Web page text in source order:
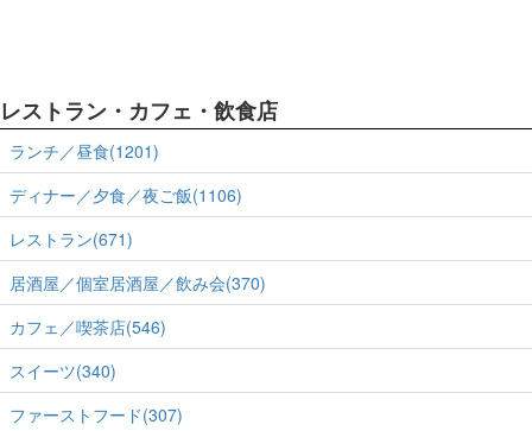
レストラン・カフェ・飲食店
ランチ／昼食(1201)
ディナー／夕食／夜ご飯(1106)
レストラン(671)
居酒屋／個室居酒屋／飲み会(370)
カフェ／喫茶店(546)
スイーツ(340)
ファーストフード(307)